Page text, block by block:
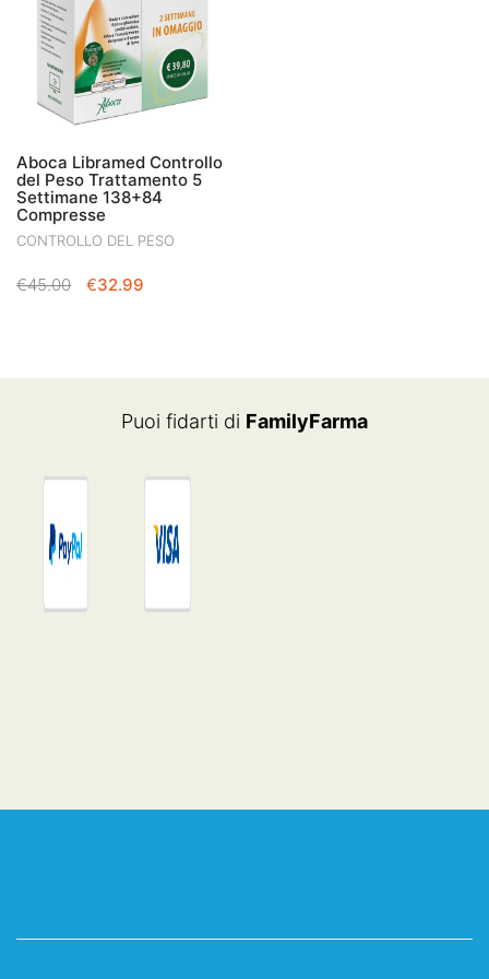
Aboca Libramed Controllo
del Peso Trattamento 5
Settimane 138+84
Compresse
CONTROLLO DEL PESO
€45.00
IL
€45.00.
€32.99
€32.99.
Puoi fidarti di FamilyFarma